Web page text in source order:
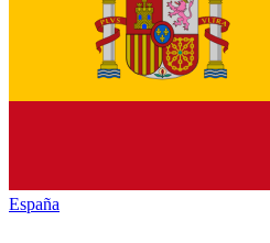
España